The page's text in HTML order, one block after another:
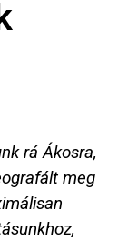
rá Ákosra,
meg